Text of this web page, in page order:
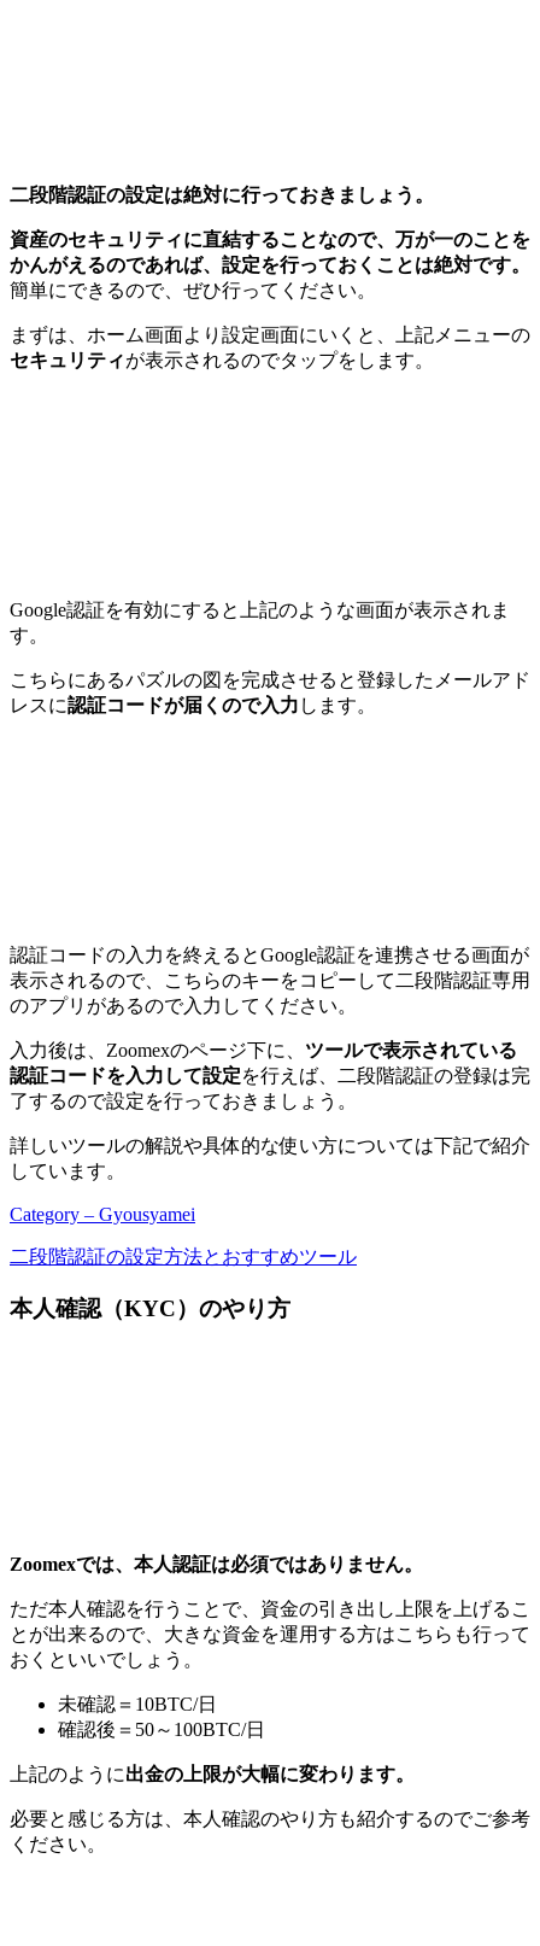
二段階認証の設定は絶対に行っておきましょう。
資産のセキュリティに直結することなので、万が一のことを
かんがえるのであれば、設定を行っておくことは絶対です。
簡単にできるので、ぜひ行ってください。
まずは、ホーム画面より設定画面にいくと、上記メニューの
セキュリティが表示されるのでタップをします。
Google認証を有効にすると上記のような画面が表示されま
す。
こちらにあるパズルの図を完成させると登録したメールアド
レスに認証コードが届くので入力 します。
認証コードの入力を終えるとGoogle認証を連携させる画面が
表示されるので、こちらのキーをコピーして二段階認証専用
のアプリがあるので入力してください。
入力後は、Zoomexのページ下に、 ツールで表示されている
認証コードを入力して設定を行えば、二段階認証の登録は完
了するので設定を行っておきましょう。
詳しいツールの解説や具体的な使い方については下記で紹介
しています。
Category – Gyousyamei
二段階認証の設定方法とおすすめツール
本人確認（KYC）のやり方
Zoomexでは、本人認証は必須ではありません。
ただ本人確認を行うことで、資金の引き出し上限を上げるこ
とが出来るので、大きな資金を運用する方はこちらも行って
おくといいでしょう。
未確認＝10BTC/日
確認後＝50～100BTC/日
上記のように出金の上限が大幅に変わります。
必要と感じる方は、本人確認のやり方も紹介するのでご参考
ください。